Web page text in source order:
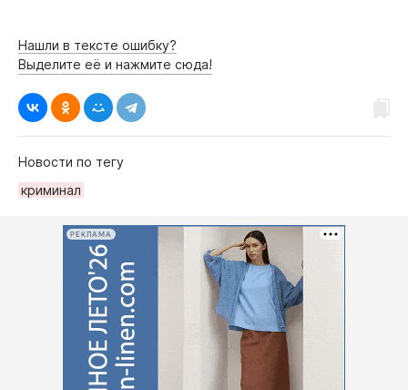
Нашли в тексте ошибку?
Выделите её и нажмите сюда!
Новости по тегу
криминал
РЕКЛАМА